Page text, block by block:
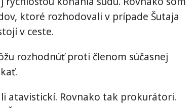
ktoré rozhodovali v prípade Šutaja
v ceste.
rozhodnúť proti členom súčasnej
atavistickí. Rovnako tak prokurátori.